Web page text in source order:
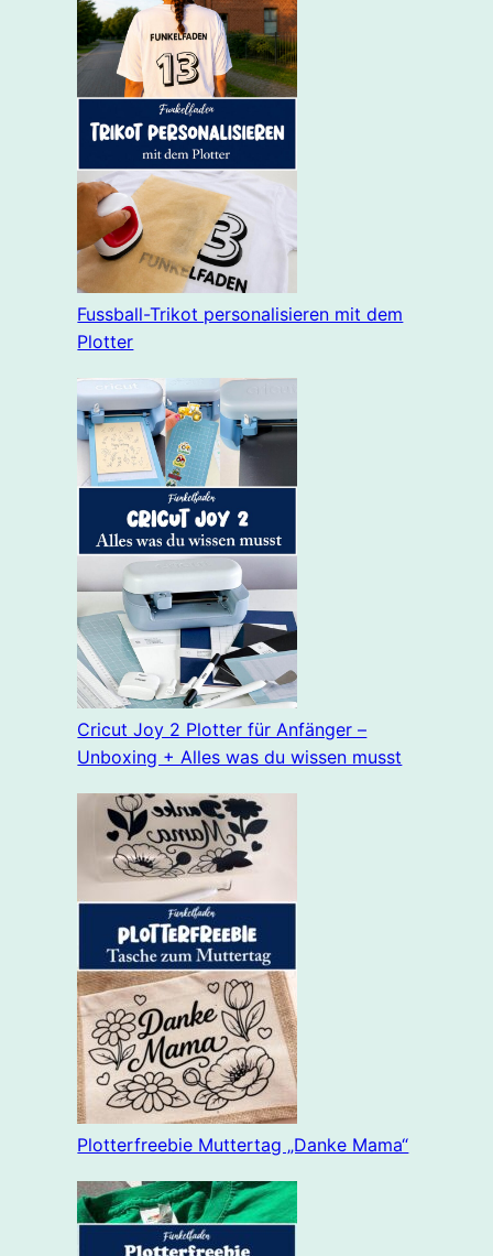
Fussball-Trikot personalisieren mit dem
Plotter
Cricut Joy 2 Plotter für Anfänger –
Unboxing + Alles was du wissen musst
Plotterfreebie Muttertag „Danke Mama“
schnell hier in unsere WhatsApp-Gruppe
Hier zum Newsletter anmelden
WhatsApp Gruppe
johnsmith@example.com
Zum Newsletter
I've read and accept theterms & conditions
Diese Nachricht nicht mehr anzeigen